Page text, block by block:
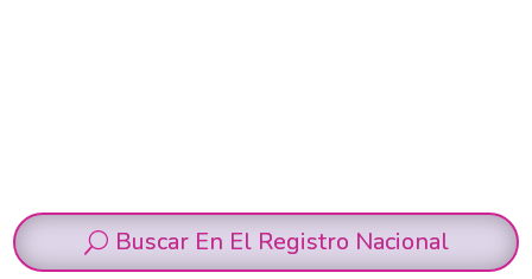
Buscar En El Registro Nacional